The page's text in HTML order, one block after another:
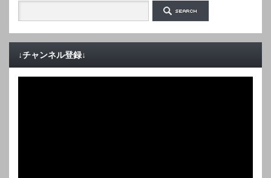
↓チャンネル登録↓